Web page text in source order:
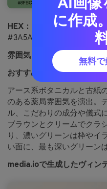
HEX：
#8FBC8F #A3B18A
#3A5A40
雰囲気：
ヴィンテージ、ア
おすすめ用途：ハーブティ
アース系ボタニカルと古紙
のある薬局雰囲気を演出。
ル、こだわりの成分や儀式
ブラウンとクリームでクラ
り、濃いグリーンは枠やイ
い面に、最も深いグリーン
media.ioで生成したヴィン
に作成
無料